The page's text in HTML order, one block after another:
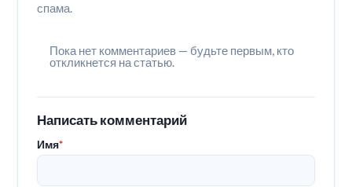
спама.
Пока нет комментариев — будьте первым, кто
откликнется на статью.
Написать комментарий
Имя*